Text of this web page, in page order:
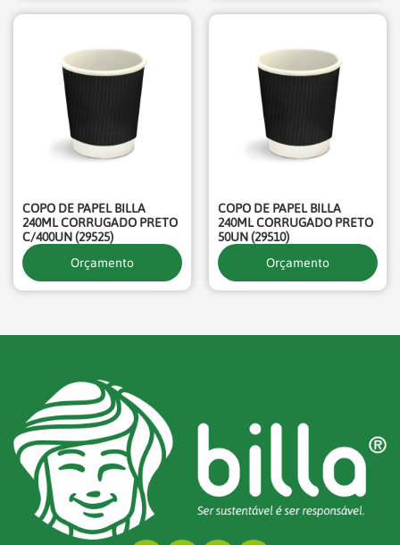
COPO DE PAPEL BILLA
240ML CORRUGADO PRETO
C/400UN (29525)
Orçamento
COPO DE PAPEL BILLA
240ML CORRUGADO PRETO
50UN (29510)
Orçamento